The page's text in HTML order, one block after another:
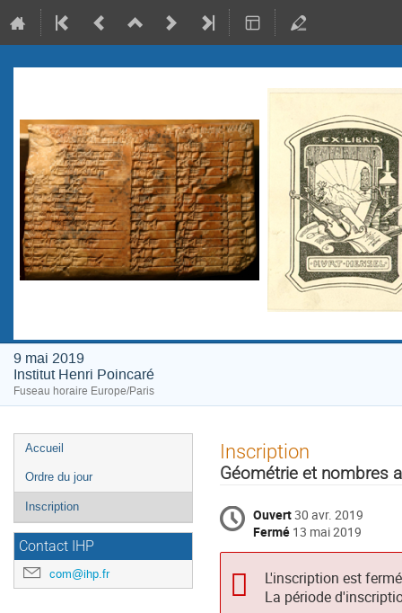
9 mai 2019
Institut Henri Poincaré
Fuseau horaire Europe/Paris
Menu
de
l'événement
Accueil
Ordre du jour
Inscription
Contact IHP
com@ihp.fr
Inscription
Géométrie et nombres
Ouvert30 avr. 2019
Fermé 13 mai 2019
L'inscription est
La période